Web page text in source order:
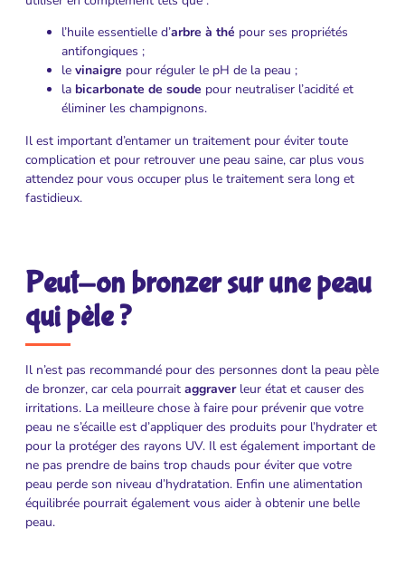
l’huile essentielle d’arbre à thé pour ses propriétés
antifongiques ;
le vinaigre pour réguler le pH de la peau ;
la bicarbonate de soude pour neutraliser l’acidité et
éliminer les champignons.
Il est important d’entamer un traitement pour éviter toute
complication et pour retrouver une peau saine, car plus vous
attendez pour vous occuper plus le traitement sera long et
fastidieux.
Peut-on bronzer sur une peau
qui pèle ?
Il n’est pas recommandé pour des personnes dont la peau pèle
de bronzer, car cela pourrait aggraverleur état et causer des
irritations. La meilleure chose à faire pour prévenir que votre
peau ne s’écaille est d’appliquer des produits pour l’hydrater et
pour la protéger des rayons UV. Il est également important de
ne pas prendre de bains trop chauds pour éviter que votre
peau perde son niveau d’hydratation. Enfin une alimentation
équilibrée pourrait également vous aider à obtenir une belle
peau.